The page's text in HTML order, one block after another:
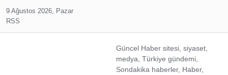
9 Ağustos 2026, Pazar
RSS
Güncel Haber sitesi, siyaset,
medya, Türkiye gündemi,
Sondakika haberler, Haber,